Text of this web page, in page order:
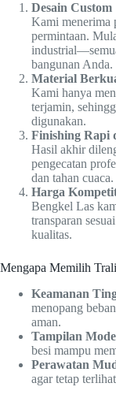
Desain Custom
Kami menerima
permintaan.
bangunan Anda.
Material
Kami hanya
terjamin,
digunakan.
Finishing Rapi
Hasil akhir
pengecatan
dan tahan cuaca.
Harga
Bengkel Las
transparan
kualitas.
Mengapa Memilih
Keamanan
menopang
aman.
Tampilan
besi mampu
Perawatan
agar tetap